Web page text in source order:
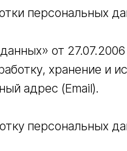
персональных
от
хранение
адрес (Email).
персональных